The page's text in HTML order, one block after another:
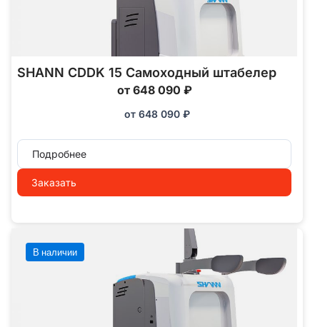
SHANN CDDK 15 Самоходный штабелер
от 648 090 ₽
от 648 090 ₽
Подробнее
Заказать
В наличии